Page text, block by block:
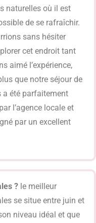
naturelles où il est
de se rafraîchir.
sans hésiter
cet endroit tant
aimé l’expérience,
que notre séjour de
a été parfaitement
l’agence locale et
par un excellent
? le meilleur
se situe entre juin et
niveau idéal et que